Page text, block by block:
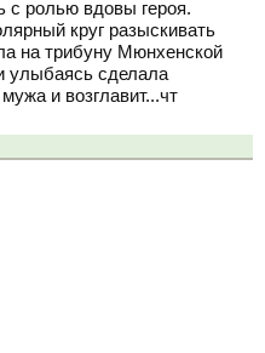
с ролью вдовы героя.
круг разыскивать
на трибуну Мюнхенской
улыбаясь сделала
и возглавит...чт